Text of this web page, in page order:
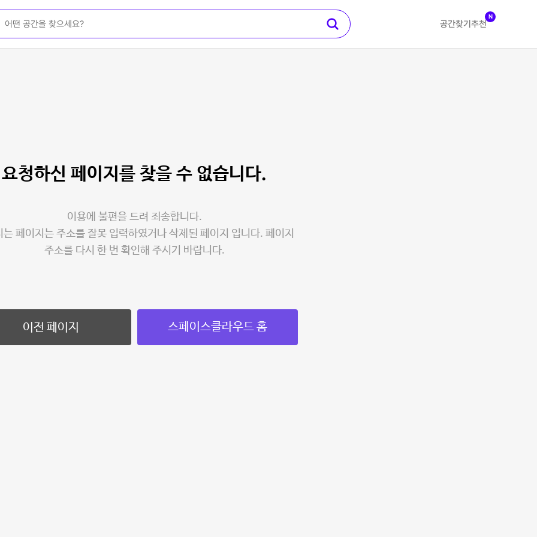
공간찾기 추천
N
요청하신 페이지를 찾을 수 없습니다.
이용에 불편을 드려 죄송합니다.
는 페이지는 주소를 잘못 입력하였거나 삭제된 페이지 입니다. 페이지
주소를 다시 한 번 확인해 주시기 바랍니다.
이전 페이지 스페이스클라우드 홈